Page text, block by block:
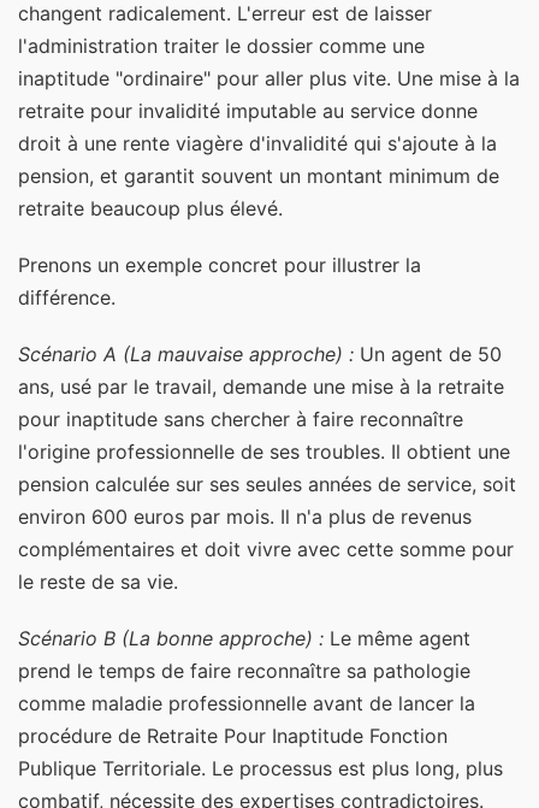
changent radicalement. L'erreur est de laisser
l'administration traiter le dossier comme une
inaptitude "ordinaire" pour aller plus vite. Une mise à la
retraite pour invalidité imputable au service donne
droit à une rente viagère d'invalidité qui s'ajoute à la
pension, et garantit souvent un montant minimum de
retraite beaucoup plus élevé.
Prenons un exemple concret pour illustrer la
différence.
Scénario A (La mauvaise approche) : Un agent de 50
ans, usé par le travail, demande une mise à la retraite
pour inaptitude sans chercher à faire reconnaître
l'origine professionnelle de ses troubles. Il obtient une
pension calculée sur ses seules années de service, soit
environ 600 euros par mois. Il n'a plus de revenus
complémentaires et doit vivre avec cette somme pour
le reste de sa vie.
Scénario B (La bonne approche) : Le même agent
prend le temps de faire reconnaître sa pathologie
comme maladie professionnelle avant de lancer la
procédure de Retraite Pour Inaptitude Fonction
Publique Territoriale. Le processus est plus long, plus
combatif, nécessite des expertises contradictoires.